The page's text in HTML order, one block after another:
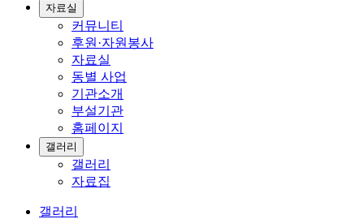
자료실
커뮤니티
후원·자원봉사
자료실
동별 사업
기관소개
부설기관
홈페이지
갤러리
갤러리
자료집
갤러리